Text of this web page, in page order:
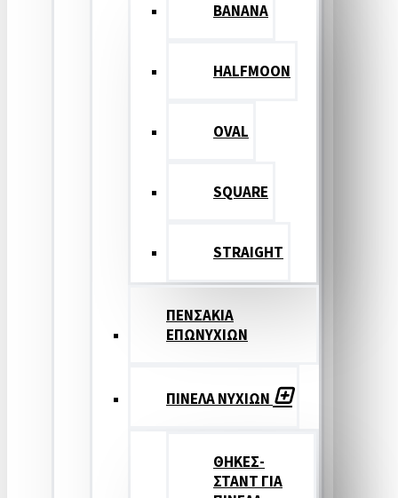
BANANA
HALFMOON
OVAL
SQUARE
STRAIGHT
ΠΕΝΣΑΚΙΑ
ΕΠΩΝΥΧΙΩΝ
ΠΙΝΕΛΑ ΝΥΧΙΩΝ
ΘΗΚΕΣ-
ΣΤΑΝΤ ΓΙΑ